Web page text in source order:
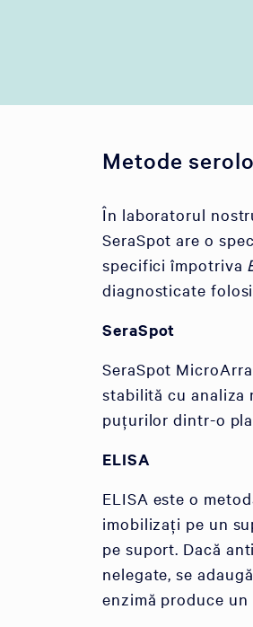
Metode
În laboratorul
SeraSpot are o
specifici împotriva
diagnosticate
SeraSpot
SeraSpot
stabilită cu analiza
puțurilor dintr-o
ELISA
ELISA este o
imobilizați pe un
pe suport. Dacă
nelegate, se
enzimă produce